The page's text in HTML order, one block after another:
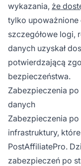
wykazania, że
tylko upoważnione
szczegółowe logi,
danych uzyskał
potwierdzającą
bezpieczeństwa.
Zabezpieczenia
danych
Zabezpieczenia
infrastruktury,
PostAffiliatePro.
zabezpieczeń po